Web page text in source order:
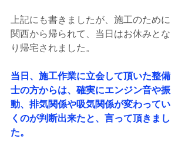
上記にも書きましたが、施工のために
関西から帰られて、当日はお休みとな
り帰宅されました。
当日、施工作業に立会して頂いた整備
士の方からは、確実にエンジン音や振
動、排気関係や吸気関係が変わってい
くのが判断出来たと、言って頂きまし
た。